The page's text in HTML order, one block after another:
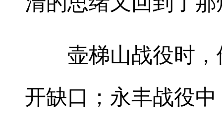
壶梯山战役时，
开缺口；永丰战役